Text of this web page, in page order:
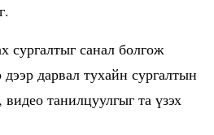
сургалтыг санал болгож
дарвал тухайн сургалтын
видео танилцуулгыг та үзэх